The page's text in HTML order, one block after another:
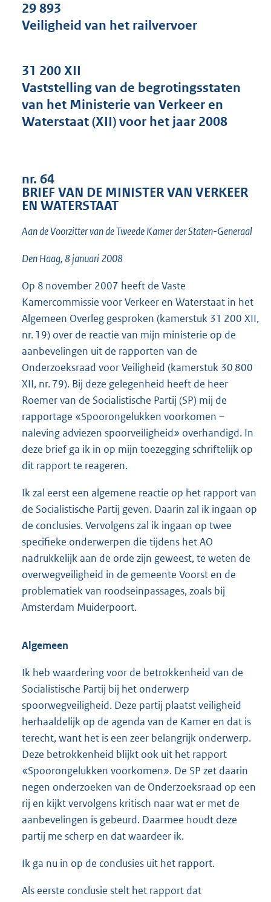
s
t
t
:
29 893
Veiligheid van het railvervoer
31 200 XII
Vaststelling van de begrotingsstaten
van het Ministerie van Verkeer en
Waterstaat (XII) voor het jaar 2008
nr. 64
BRIEF VAN DE MINISTER VAN VERKEER
EN WATERSTAAT
Aan de Voorzitter van de Tweede Kamer der Staten-Generaal
Den Haag, 8 januari 2008
Op 8 november 2007 heeft de Vaste
Kamercommissie voor Verkeer en Waterstaat in het
Algemeen Overleg gesproken (kamerstuk 31 200 XII,
nr. 19) over de reactie van mijn ministerie op de
aanbevelingen uit de rapporten van de
Onderzoeksraad voor Veiligheid (kamerstuk 30 800
XII, nr. 79). Bij deze gelegenheid heeft de heer
Roemer van de Socialistische Partij (SP) mij de
rapportage «Spoorongelukken voorkomen –
naleving adviezen spoorveiligheid» overhandigd. In
deze brief ga ik in op mijn toezegging schriftelijk op
dit rapport te reageren.
Ik zal eerst een algemene reactie op het rapport van
de Socialistische Partij geven. Daarin zal ik ingaan op
de conclusies. Vervolgens zal ik ingaan op twee
specifieke onderwerpen die tijdens het AO
nadrukkelijk aan de orde zijn geweest, te weten de
overwegveiligheid in de gemeente Voorst en de
problematiek van roodseinpassages, zoals bij
Amsterdam Muiderpoort.
Algemeen
Ik heb waardering voor de betrokkenheid van de
Socialistische Partij bij het onderwerp
spoorwegveiligheid. Deze partij plaatst veiligheid
herhaaldelijk op de agenda van de Kamer en dat is
terecht, want het is een zeer belangrijk onderwerp.
Deze betrokkenheid blijkt ook uit het rapport
«Spoorongelukken voorkomen». De SP zet daarin
negen onderzoeken van de Onderzoeksraad op een
rij en kijkt vervolgens kritisch naar wat er met de
aanbevelingen is gebeurd. Daarmee houdt deze
partij me scherp en dat waardeer ik.
Ik ga nu in op de conclusies uit het rapport.
Als eerste conclusie stelt het rapport dat